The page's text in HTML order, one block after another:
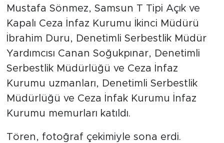
Mustafa Sönmez, Samsun T Tipi Açık ve
Kapalı Ceza İnfaz Kurumu İkinci Müdürü
İbrahim Duru, Denetimli Serbestlik Müdür
Yardımcısı Canan Soğukpınar, Denetimli
Serbestlik Müdürlüğü ve Ceza İnfaz
Kurumu uzmanları, Denetimli Serbestlik
Müdürlüğü ve Ceza İnfak Kurumu İnfaz
Kurumu memurları katıldı.
Tören, fotoğraf çekimiyle sona erdi.